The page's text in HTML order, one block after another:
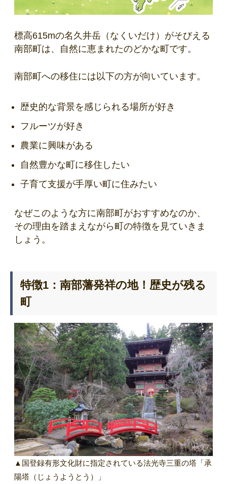
標高615mの名久井岳（なくいだけ）がそびえる
南部町は、自然に恵まれたのどかな町です。
南部町への移住には以下の方が向いています。
歴史的な背景を感じられる場所が好き
フルーツが好き
農業に興味がある
自然豊かな町に移住したい
子育て支援が手厚い町に住みたい
なぜこのような方に南部町がおすすめなのか、
その理由を踏まえながら町の特徴を見ていきま
しょう。
特徴1：南部藩発祥の地！歴史が残る
町
▲国登録有形文化財に指定されている法光寺三重の塔「承
陽塔（じょうようとう）」